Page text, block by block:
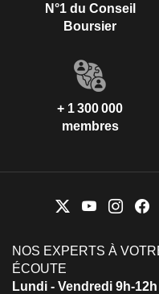
N°1 du Conseil
Boursier
+ 1 300 000
membres
NOS EXPERTS À
ÉCOUTE
Lundi - Vendredi 9h-12h